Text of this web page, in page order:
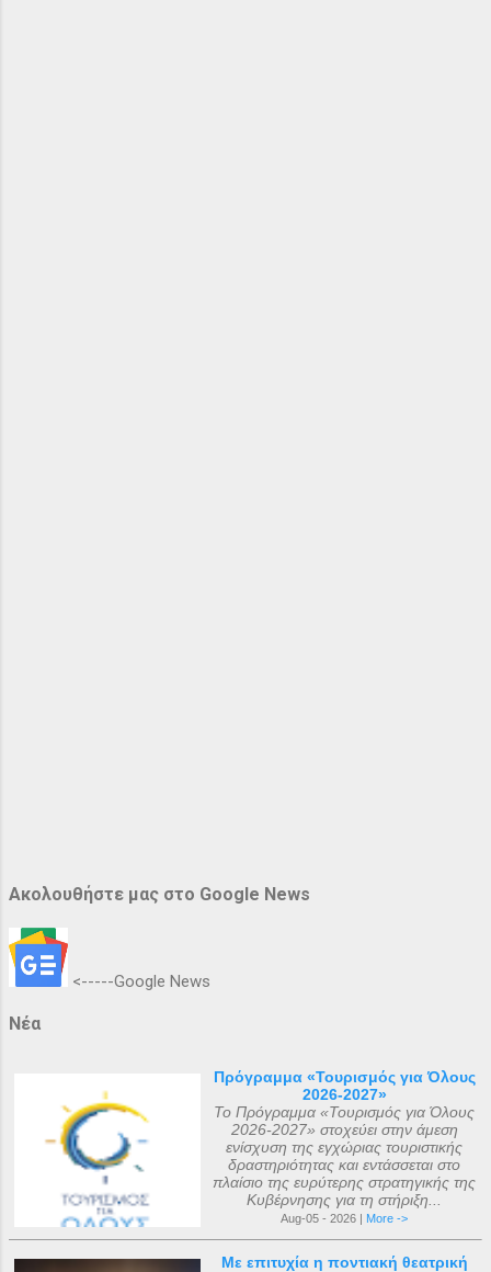
Ακολουθήστε μας στο Google News
<-----Google News
Νέα
Πρόγραμμα «Τουρισμός για Όλους
2026-2027»
Το Πρόγραμμα «Τουρισμός για Όλους
2026-2027» στοχεύει στην άμεση
ενίσχυση της εγχώριας τουριστικής
δραστηριότητας και εντάσσεται στο
πλαίσιο της ευρύτερης στρατηγικής της
Κυβέρνησης για τη στήριξη...
Aug-05 - 2026 | More ->
Με επιτυχία η ποντιακή θεατρική